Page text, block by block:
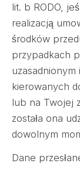
lit. b RODO,
realizacją
środków
przypadkach
kierowanych
lub na Twojej
została ona
dowolnym
Dane